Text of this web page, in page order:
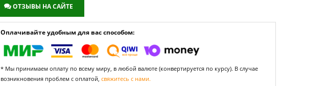
ОТЗЫВЫ НА САЙТЕ
Оплачивайте удобным для вас способом:
* Мы принимаем оплату по всему миру, в любой валюте (конвертируется по курсу). В случае
возникновения проблем с оплатой, свяжитесь с нами.